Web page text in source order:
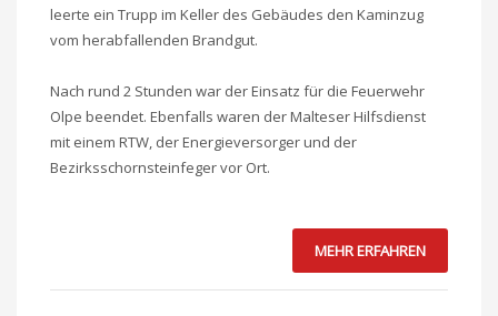
leerte ein Trupp im Keller des Gebäudes den Kaminzug
vom herabfallenden Brandgut.
Nach rund 2 Stunden war der Einsatz für die Feuerwehr
Olpe beendet. Ebenfalls waren der Malteser Hilfsdienst
mit einem RTW, der Energieversorger und der
Bezirksschornsteinfeger vor Ort.
MEHR ERFAHREN